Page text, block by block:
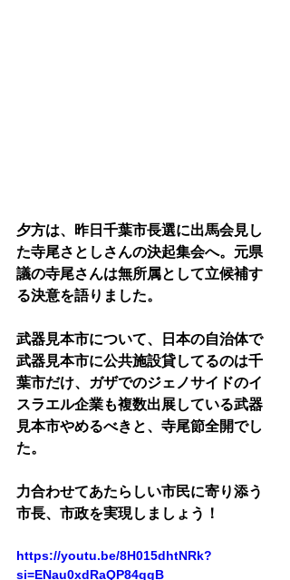
夕方は、昨日千葉市長選に出馬会見し
た寺尾さとしさんの決起集会へ。元県
議の寺尾さんは無所属として立候補す
る決意を語りました。
武器見本市について、日本の自治体で
武器見本市に公共施設貸してるのは千
葉市だけ、ガザでのジェノサイドのイ
スラエル企業も複数出展している武器
見本市やめるべきと、寺尾節全開でし
た。
力合わせてあたらしい市民に寄り添う
市長、市政を実現しましょう！
https://youtu.be/8H015dhtNRk?
si=ENau0xdRaQP84qgB